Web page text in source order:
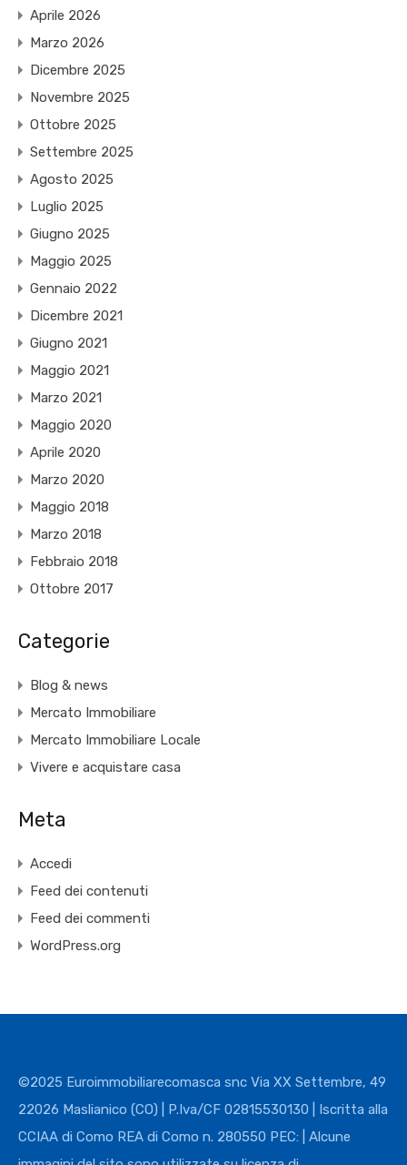
Aprile 2026
Marzo 2026
Dicembre 2025
Novembre 2025
Ottobre 2025
Settembre 2025
Agosto 2025
Luglio 2025
Giugno 2025
Maggio 2025
Gennaio 2022
Dicembre 2021
Giugno 2021
Maggio 2021
Marzo 2021
Maggio 2020
Aprile 2020
Marzo 2020
Maggio 2018
Marzo 2018
Febbraio 2018
Ottobre 2017
Categorie
Blog & news
Mercato Immobiliare
Mercato Immobiliare Locale
Vivere e acquistare casa
Meta
Accedi
Feed dei contenuti
Feed dei commenti
WordPress.org
©2025 Euroimmobiliarecomasca snc Via XX Settembre, 49
22026 Maslianico (CO) | P.Iva/CF 02815530130 | Iscritta alla
CCIAA di Como REA di Como n. 280550 PEC: | Alcune